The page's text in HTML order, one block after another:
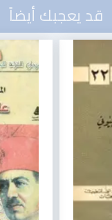
قد يعجبك أيضاً